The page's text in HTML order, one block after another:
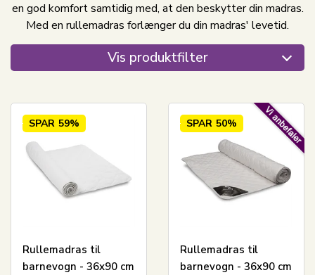
en god komfort samtidig med, at den beskytter din madras.
Med en rullemadras forlænger du din madras' levetid.
Vis produktfilter
SPAR 59%
Rullemadras til
barnevogn - 36x90 cm
SPAR 50%
Rullemadras til
barnevogn - 36x90 cm